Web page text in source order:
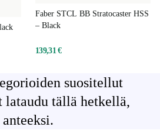
Faber STCL BB Stratocaster HSS
– Black
139,31 €
suositellut
lataudu tällä hetkellä,
anteeksi.